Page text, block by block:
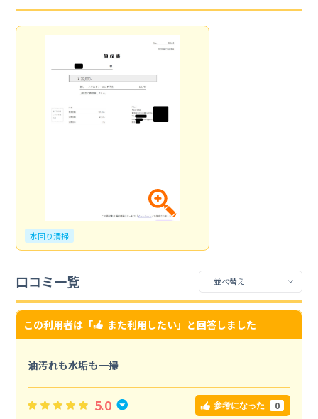
水回り清掃
口コミ一覧
この利用者は「 また利用したい」と回答しました
油汚れも水垢も一掃
5.0 参考になった 0